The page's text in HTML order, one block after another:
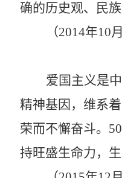
确的历史观、民
（2014年10
爱国主义是
精神基因，维系
荣而不懈奋斗。
持旺盛生命力，